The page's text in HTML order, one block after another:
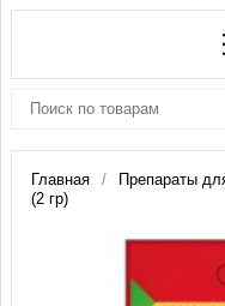
Главная Препараты
(2 гр)